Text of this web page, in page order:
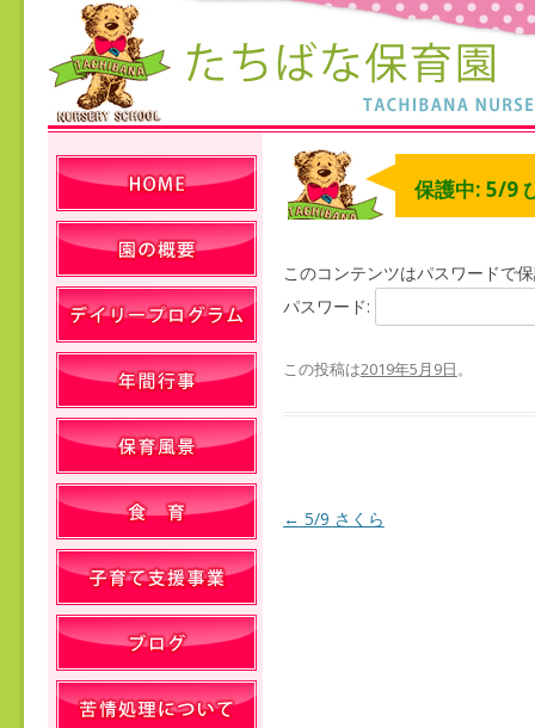
保護中: 5/9
このコンテンツはパスワードで
パスワード:
この投稿は2019年5月9日。
投稿ナビゲーション
← 5/9 さくら